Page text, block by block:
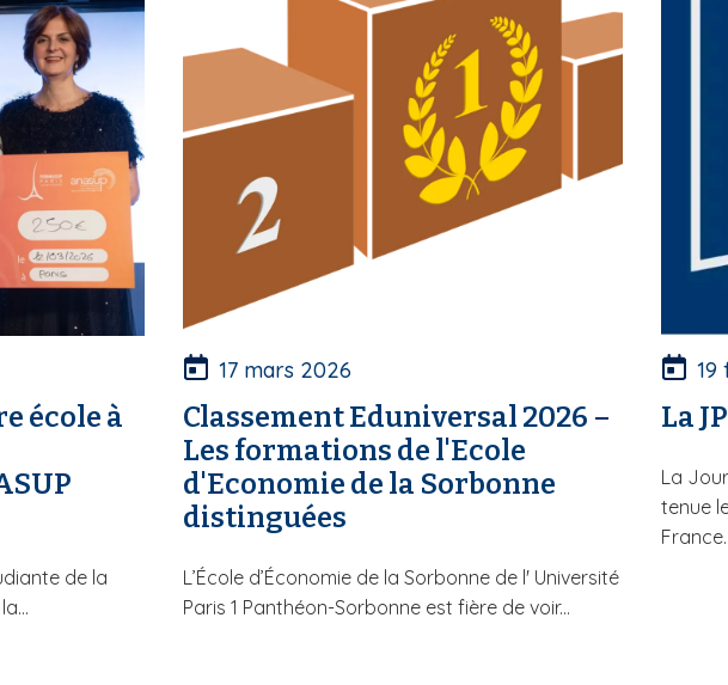
école à
de la
17 mars 2026
Classement Eduniversal 2026 –
Les formations de l'Ecole
d'Economie de la Sorbonne
distinguées
L’École d’Économie de la Sorbonne de l' Université
Paris 1 Panthéon-Sorbonne est fière de voir...
19
La
La
tenue